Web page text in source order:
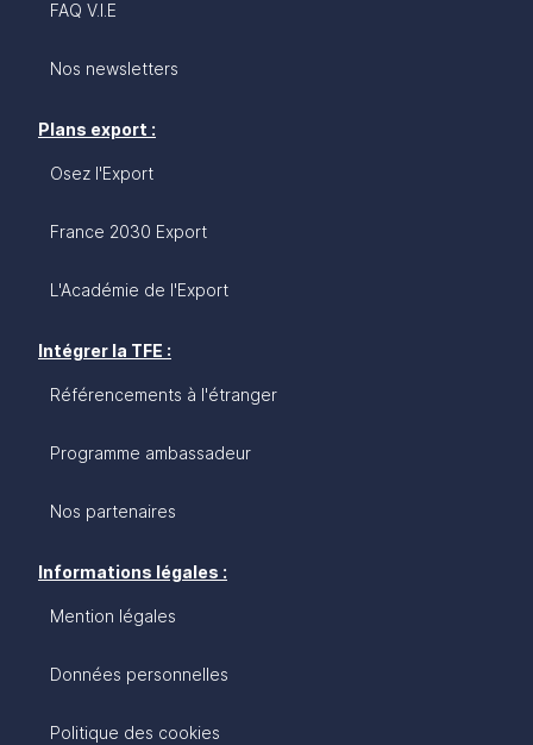
est destiné aux entreprises françaises qui
en Malaisie, carrefour d’opportunités d’affaires au
FAQ V.I.E
Nos newsletters
Plans export :
Osez l'Export
France 2030 Export
L'Académie de l'Export
Intégrer la TFE :
Référencements à l'étranger
Programme ambassadeur
Nos partenaires
Informations légales :
Mention légales
Données personnelles
Politique des cookies